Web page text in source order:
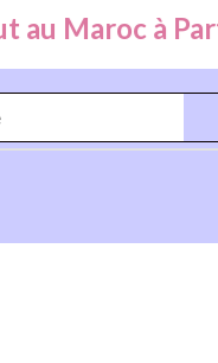
Maroc à